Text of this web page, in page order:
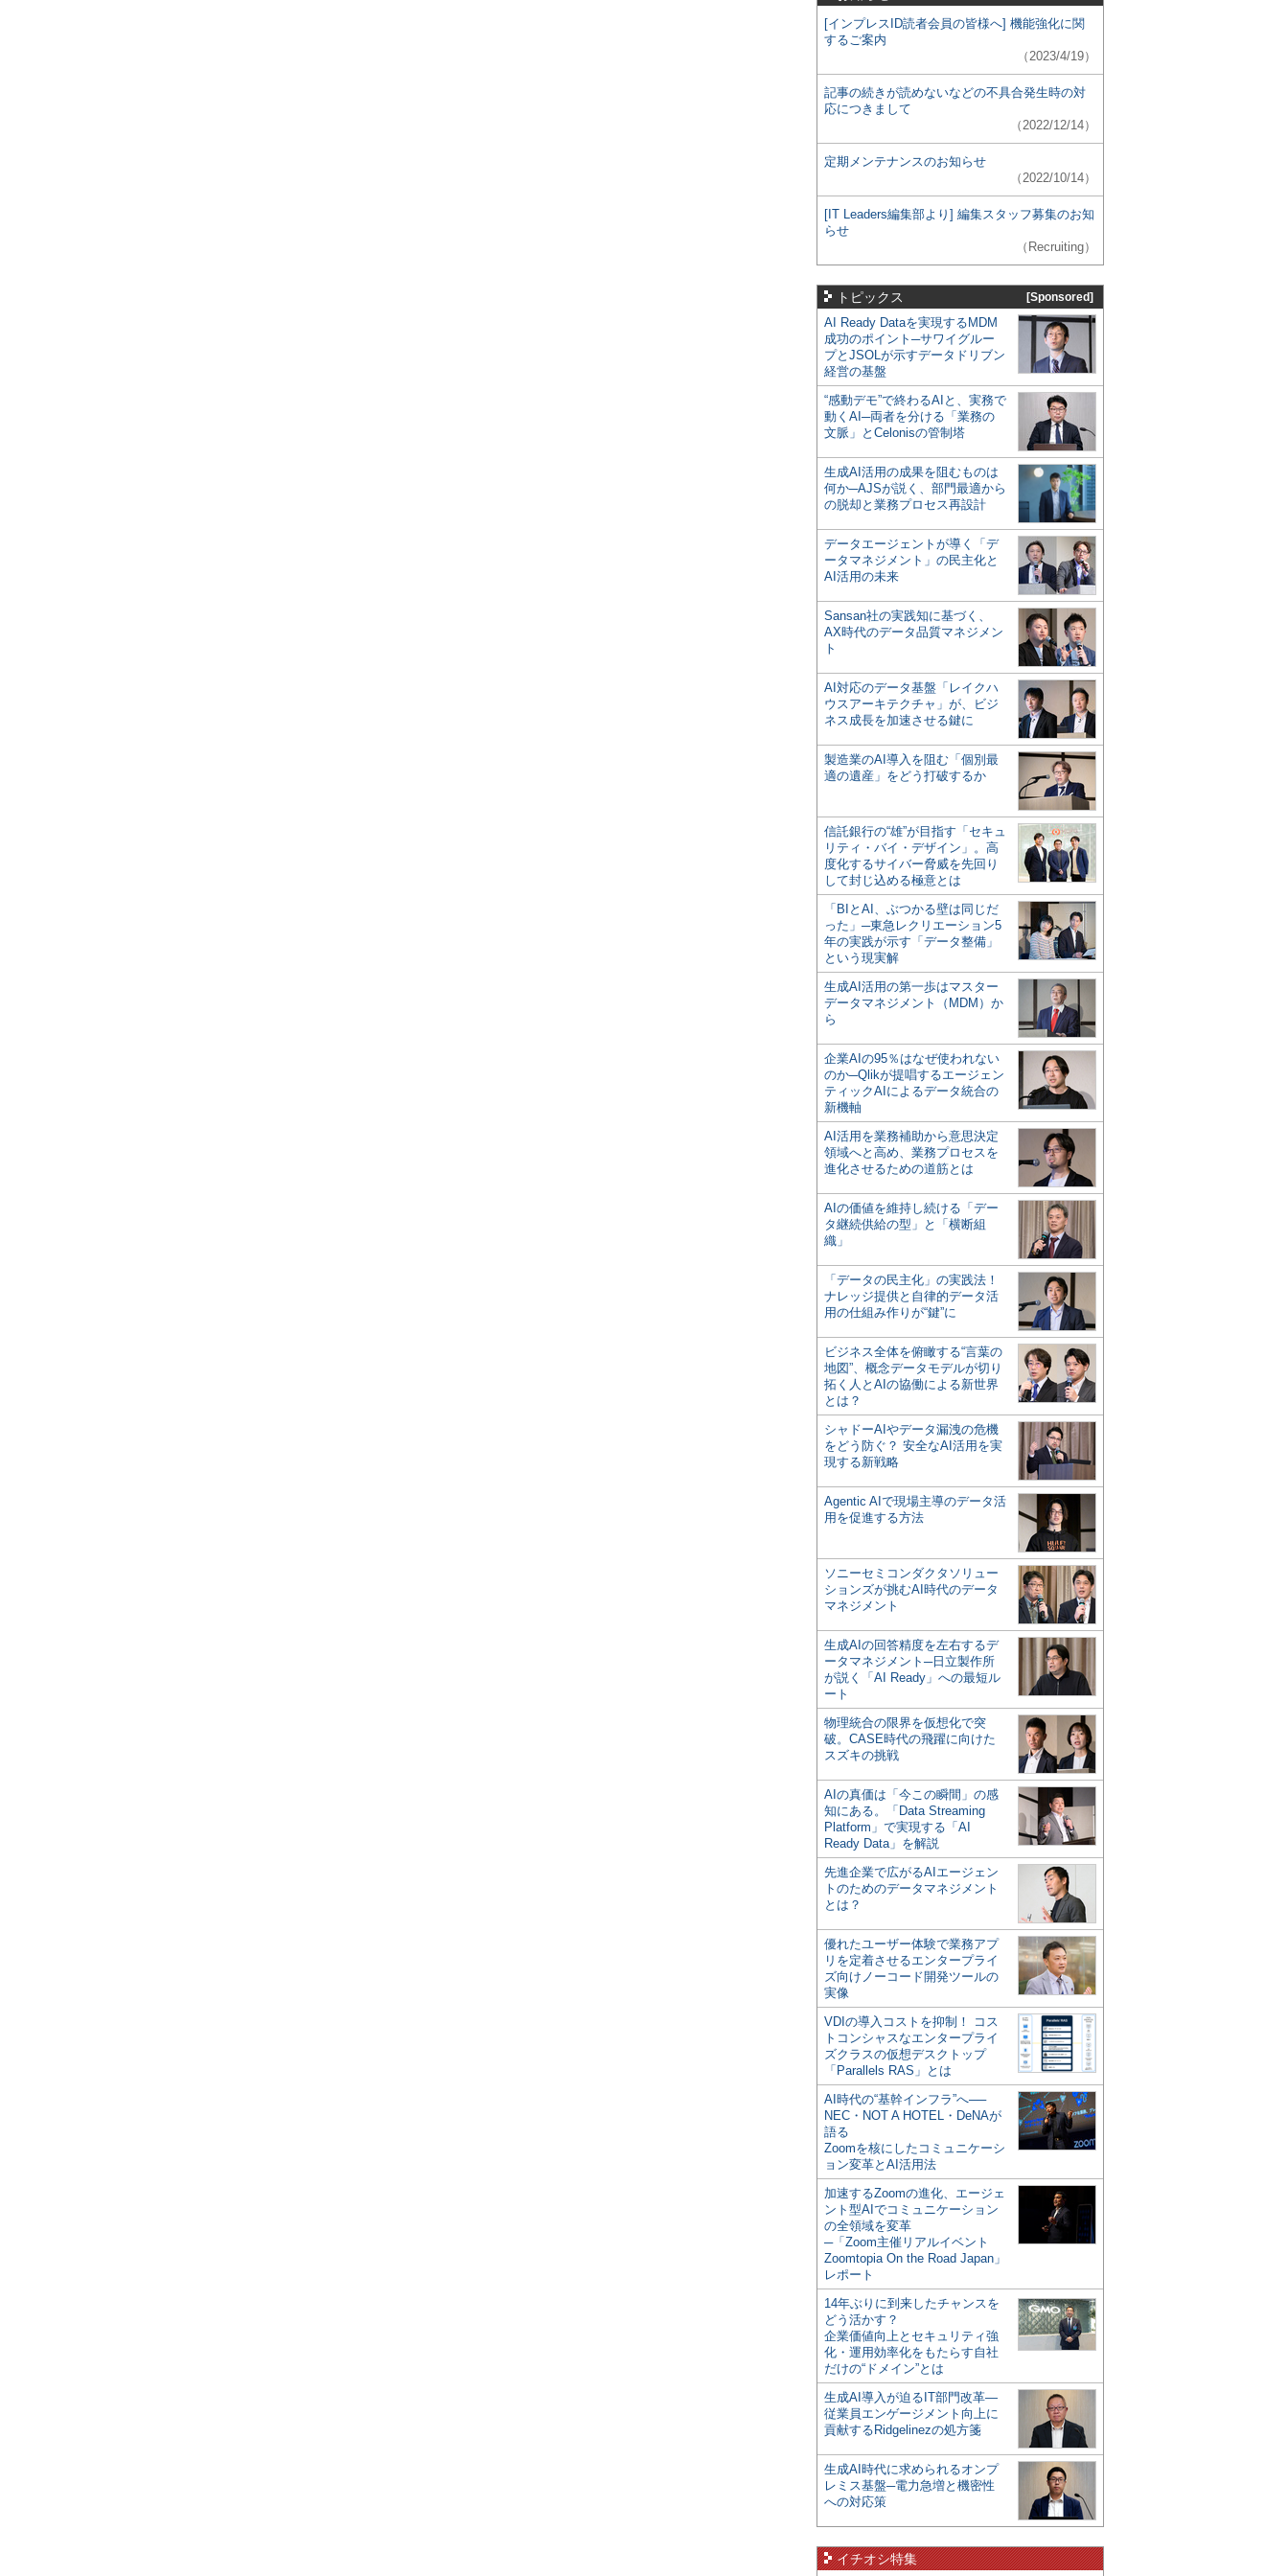
[インプレスID読者会員の皆様へ] 機能強化に関
するご案内
（2023/4/19）
記事の続きが読めないなどの不具合発生時の対
応につきまして
（2022/12/14）
定期メンテナンスのお知らせ
（2022/10/14）
[IT Leaders編集部より] 編集スタッフ募集のお知
らせ
（Recruiting）
トピックス [Sponsored]
AI Ready Dataを実現するMDM
成功のポイント─サワイグルー
プとJSOLが示すデータドリブン
経営の基盤
“感動デモ”で終わるAIと、実務で
動くAI─両者を分ける「業務の
文脈」とCelonisの管制塔
生成AI活用の成果を阻むものは
何か─AJSが説く、部門最適から
の脱却と業務プロセス再設計
データエージェントが導く「デ
ータマネジメント」の民主化と
AI活用の未来
Sansan社の実践知に基づく、
AX時代のデータ品質マネジメン
ト
AI対応のデータ基盤「レイクハ
ウスアーキテクチャ」が、ビジ
ネス成長を加速させる鍵に
製造業のAI導入を阻む「個別最
適の遺産」をどう打破するか
信託銀行の“雄”が目指す「セキュ
リティ・バイ・デザイン」。高
度化するサイバー脅威を先回り
して封じ込める極意とは
「BIとAI、ぶつかる壁は同じだ
った」─東急レクリエーション5
年の実践が示す「データ整備」
という現実解
生成AI活用の第一歩はマスター
データマネジメント（MDM）か
ら
企業AIの95％はなぜ使われない
のか─Qlikが提唱するエージェン
ティックAIによるデータ統合の
新機軸
AI活用を業務補助から意思決定
領域へと高め、業務プロセスを
進化させるための道筋とは
AIの価値を維持し続ける「デー
タ継続供給の型」と「横断組
織」
「データの民主化」の実践法！
ナレッジ提供と自律的データ活
用の仕組み作りが“鍵”に
ビジネス全体を俯瞰する“言葉の
地図”、概念データモデルが切り
拓く人とAIの協働による新世界
とは？
シャドーAIやデータ漏洩の危機
をどう防ぐ？ 安全なAI活用を実
現する新戦略
Agentic AIで現場主導のデータ活
用を促進する方法
ソニーセミコンダクタソリュー
ションズが挑むAI時代のデータ
マネジメント
生成AIの回答精度を左右するデ
ータマネジメント─日立製作所
が説く「AI Ready」への最短ル
ート
物理統合の限界を仮想化で突
破。CASE時代の飛躍に向けた
スズキの挑戦
AIの真価は「今この瞬間」の感
知にある。「Data Streaming
Platform」で実現する「AI
Ready Data」を解説
先進企業で広がるAIエージェン
トのためのデータマネジメント
とは？
優れたユーザー体験で業務アプ
リを定着させるエンタープライ
ズ向けノーコード開発ツールの
実像
VDIの導入コストを抑制！ コス
トコンシャスなエンタープライ
ズクラスの仮想デスクトップ
「Parallels RAS」とは
AI時代の“基幹インフラ”へ──
NEC・NOT A HOTEL・DeNAが
語る
Zoomを核にしたコミュニケーシ
ョン変革とAI活用法
加速するZoomの進化、エージェ
ント型AIでコミュニケーション
の全領域を変革
─「Zoom主催リアルイベント
Zoomtopia On the Road Japan」
レポート
14年ぶりに到来したチャンスを
どう活かす？
企業価値向上とセキュリティ強
化・運用効率化をもたらす自社
だけの“ドメイン”とは
生成AI導入が迫るIT部門改革―
従業員エンゲージメント向上に
貢献するRidgelinezの処方箋
生成AI時代に求められるオンプ
レミス基盤─電力急増と機密性
への対応策
イチオシ特集